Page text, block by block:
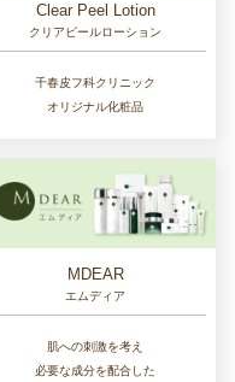
Clear Peel Lotion
クリアピールローション
千春皮フ科クリニック
オリジナル化粧品
MDEAR
エムディア
肌への刺激を考え
必要な成分を配合した